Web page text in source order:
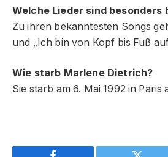
Welche Lieder sind besonders
Zu ihren bekanntesten Songs
und „Ich bin von Kopf bis Fuß
Wie starb Marlene Dietrich?
Sie starb am 6. Mai 1992 in